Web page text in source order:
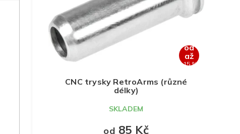
u
k
t
ů
o
d
u
od
až
–15 %
CNC trysky RetroArms (různé
délky)
SKLADEM
od 85 Kč